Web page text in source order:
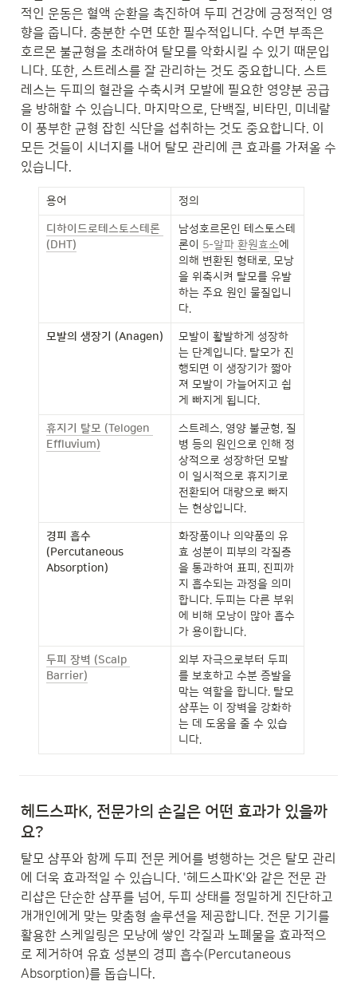
적인 운동은 혈액 순환을 촉진하여 두피 건강에 긍정적인 영
향을 줍니다. 충분한 수면 또한 필수적입니다. 수면 부족은
호르몬 불균형을 초래하여 탈모를 악화시킬 수 있기 때문입
니다. 또한, 스트레스를 잘 관리하는 것도 중요합니다. 스트
레스는 두피의 혈관을 수축시켜 모발에 필요한 영양분 공급
을 방해할 수 있습니다. 마지막으로, 단백질, 비타민, 미네랄
이 풍부한 균형 잡힌 식단을 섭취하는 것도 중요합니다. 이
모든 것들이 시너지를 내어 탈모 관리에 큰 효과를 가져올 수
있습니다.
용어 정의
디하이드로테스토스테론
(DHT)
남성호르몬인 테스토스테
론이 5-알파 환원효소에
의해 변환된 형태로, 모낭
을 위축시켜 탈모를 유발
하는 주요 원인 물질입니
다.
모발의 생장기 (Anagen)
모발이 활발하게 성장하
는 단계입니다. 탈모가 진
행되면 이 생장기가 짧아
져 모발이 가늘어지고 쉽
게 빠지게 됩니다.
휴지기 탈모 (Telogen
Effluvium)
스트레스, 영양 불균형, 질
병 등의 원인으로 인해 정
상적으로 성장하던 모발
이 일시적으로 휴지기로
전환되어 대량으로 빠지
는 현상입니다.
경피 흡수
(Percutaneous
Absorption)
화장품이나 의약품의 유
효 성분이 피부의 각질층
을 통과하여 표피, 진피까
지 흡수되는 과정을 의미
합니다. 두피는 다른 부위
에 비해 모낭이 많아 흡수
가 용이합니다.
두피 장벽 (Scalp
Barrier)
외부 자극으로부터 두피
를 보호하고 수분 증발을
막는 역할을 합니다. 탈모
샴푸는 이 장벽을 강화하
는 데 도움을 줄 수 있습
니다.
헤드스파K, 전문가의 손길은 어떤 효과가 있을까
요?
탈모 샴푸와 함께 두피 전문 케어를 병행하는 것은 탈모 관리
에 더욱 효과적일 수 있습니다. '헤드스파K'와 같은 전문 관
리샵은 단순한 샴푸를 넘어, 두피 상태를 정밀하게 진단하고
개개인에게 맞는 맞춤형 솔루션을 제공합니다. 전문 기기를
활용한 스케일링은 모낭에 쌓인 각질과 노폐물을 효과적으
로 제거하여 유효 성분의 경피 흡수(Percutaneous
Absorption)를 돕습니다.